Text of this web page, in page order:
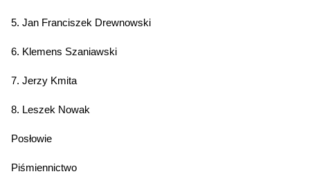
5. Jan Franciszek Drewnowski
6. Klemens Szaniawski
7. Jerzy Kmita
8. Leszek Nowak
Posłowie
Piśmiennictwo